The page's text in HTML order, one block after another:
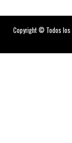
Copyright © Todos los